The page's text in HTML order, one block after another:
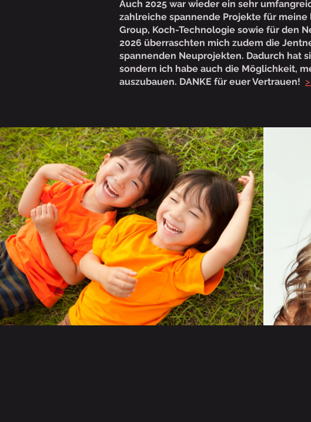
Auch 2025 war wieder ein sehr
zahlreiche spannende Projekte für meine
Group, Koch-Technologie sowie für den
2026 überraschten mich zudem die
spannenden Neuprojekten. Dadurch hat
sondern ich habe auch die Möglichkeit,
auszubauen. DANKE für euer Vertrauen!